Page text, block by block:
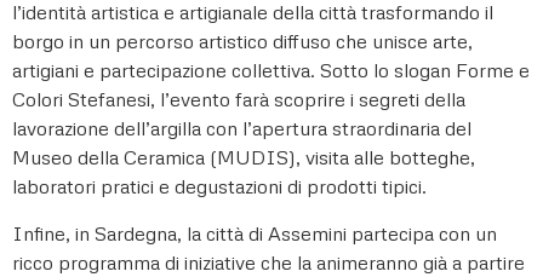
l’identità artistica e artigianale della città trasformando il
borgo in un percorso artistico diffuso che unisce arte,
artigiani e partecipazione collettiva. Sotto lo slogan Forme e
Colori Stefanesi, l’evento farà scoprire i segreti della
lavorazione dell’argilla con l’apertura straordinaria del
Museo della Ceramica (MUDIS), visita alle botteghe,
laboratori pratici e degustazioni di prodotti tipici.
Infine, in Sardegna, la città di Assemini partecipa con un
ricco programma di iniziative che la animeranno già a partire